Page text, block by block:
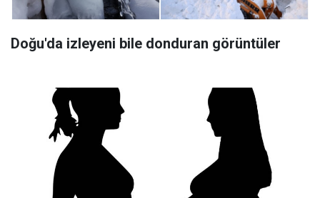
Doğu'da izleyeni bile donduran görüntüler